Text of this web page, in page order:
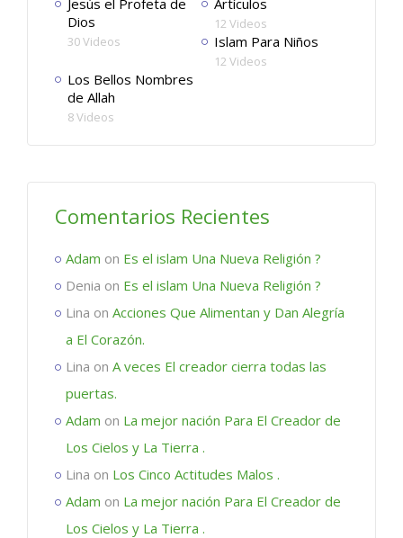
Dios
30 Videos
12 Videos
Islam Para Niños
12 Videos
Los Bellos Nombres
de Allah
8 Videos
Comentarios Recientes
Adam on Es el islam Una Nueva Religión ?
Denia on Es el islam Una Nueva Religión ?
Lina on Acciones Que Alimentan y Dan Alegría
a El Corazón.
Lina on A veces El creador cierra todas las
puertas.
Adam on La mejor nación Para El Creador de
Los Cielos y La Tierra .
Lina on Los Cinco Actitudes Malos .
Adam on La mejor nación Para El Creador de
Los Cielos y La Tierra .